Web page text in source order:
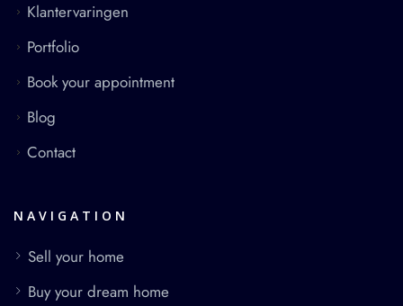
Klantervaringen
Portfolio
Book your appointment
Blog
Contact
NAVIGATION
Sell your home
Buy your dream home